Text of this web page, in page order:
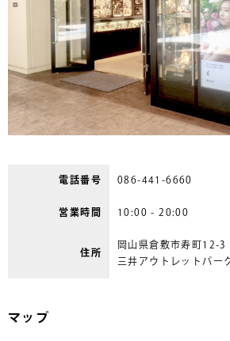
電話番号 086-441-6660
営業時間 10:00 - 20:00
住所
岡山県倉敷市寿町12-3
三井アウトレットパー
マップ